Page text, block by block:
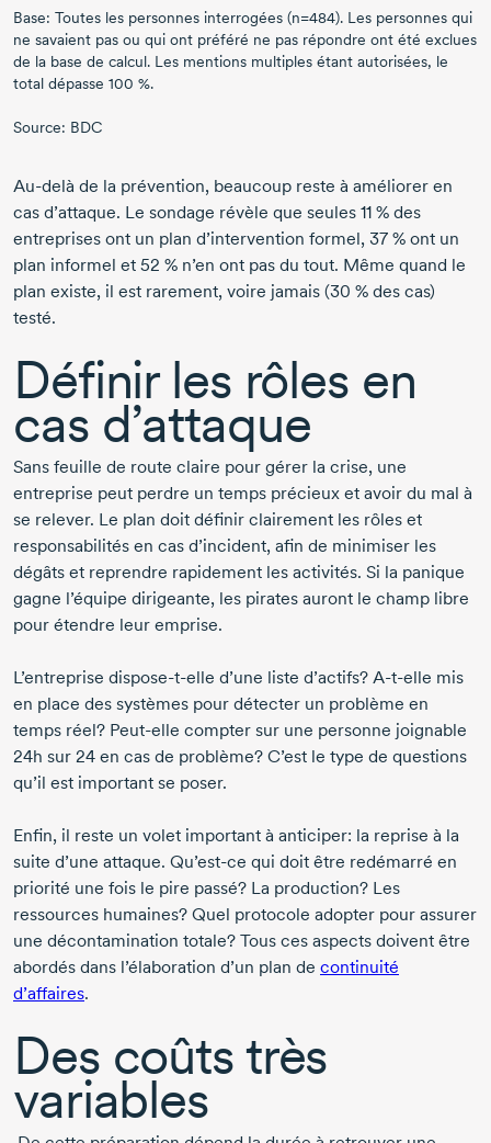
Base: Toutes les personnes interrogées (n=484). Les personnes qui
ne savaient pas ou qui ont préféré ne pas répondre ont été exclues
de la base de calcul. Les mentions multiples étant autorisées, le
total dépasse 100 %.
Source: BDC
Au-delà de la prévention, beaucoup reste à améliorer en
cas d’attaque. Le sondage révèle que seules 11 % des
entreprises ont un plan d’intervention formel, 37 % ont un
plan informel et 52 % n’en ont pas du tout. Même quand le
plan existe, il est rarement, voire jamais (30 % des cas)
testé.
Définir les rôles en
cas d’attaque
Sans feuille de route claire pour gérer la crise, une
entreprise peut perdre un temps précieux et avoir du mal à
se relever. Le plan doit définir clairement les rôles et
responsabilités en cas d’incident, afin de minimiser les
dégâts et reprendre rapidement les activités. Si la panique
gagne l’équipe dirigeante, les pirates auront le champ libre
pour étendre leur emprise.
L’entreprise dispose-t-elle d’une liste d’actifs? A-t-elle mis
en place des systèmes pour détecter un problème en
temps réel? Peut-elle compter sur une personne joignable
24h sur 24 en cas de problème? C’est le type de questions
qu’il est important se poser.
Enfin, il reste un volet important à anticiper: la reprise à la
suite d’une attaque. Qu’est-ce qui doit être redémarré en
priorité une fois le pire passé? La production? Les
ressources humaines? Quel protocole adopter pour assurer
une décontamination totale? Tous ces aspects doivent être
abordés dans l’élaboration d’un plan de continuité
d’affaires.
Des coûts très
variables